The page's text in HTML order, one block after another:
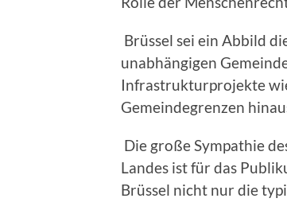
Brüssel sei ein Abbild
unabhängigen
Infrastrukturprojekte
Gemeindegrenzen
Die große Sympathie
Landes ist für das
Brüssel nicht nur die